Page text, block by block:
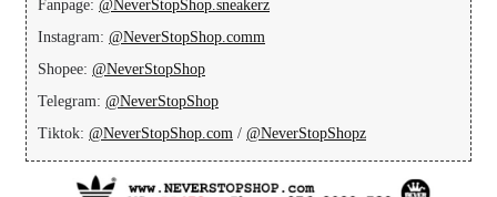
Fanpage: @NeverStopShop.sneakerz
Instagram: @NeverStopShop.comm
Shopee: @NeverStopShop
Telegram: @NeverStopShop
Tiktok: @NeverStopShop.com / @NeverStopShopz